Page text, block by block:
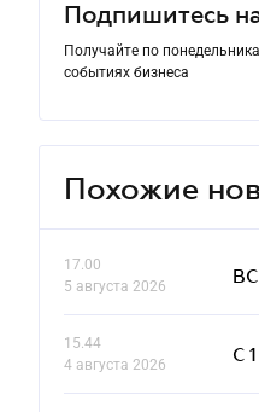
Подпишитесь
Получайте по
событиях бизнеса
Похожие
17.00
5 августа 2026
ВС
15.44
4 августа 2026
С